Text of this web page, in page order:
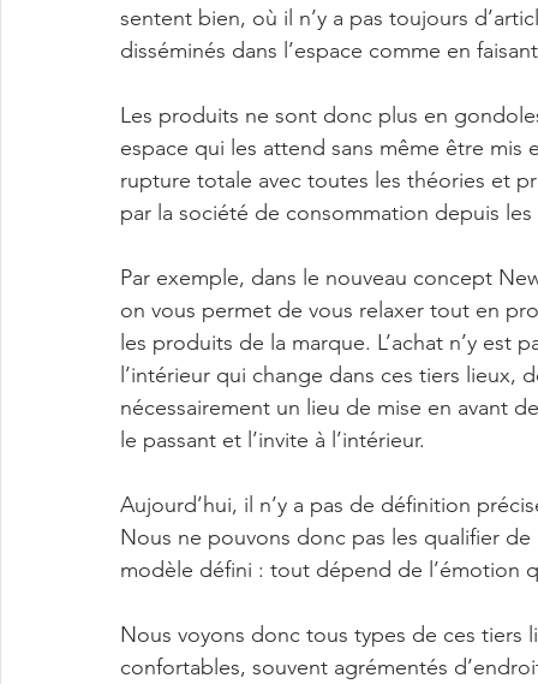
sentent bien, où il n’y a pas toujours
disséminés dans l’espace comme en
Les produits ne sont donc plus en
espace qui les attend sans même être
rupture totale avec toutes les théories et
par la société de consommation depuis les
Par exemple, dans le nouveau concept
on vous permet de vous relaxer tout en
les produits de la marque. L’achat n’y est
l’intérieur qui change dans ces tiers lieux,
nécessairement un lieu de mise en avant
le passant et l’invite à l’intérieur.
Aujourd’hui, il n’y a pas de définition
Nous ne pouvons donc pas les qualifier
modèle défini : tout dépend de l’émotion
Nous voyons donc tous types de ces tiers
confortables, souvent agrémentés